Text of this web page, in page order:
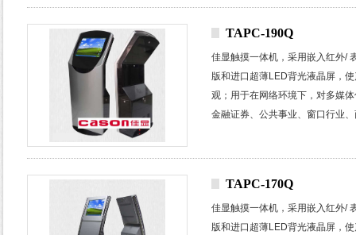
TAPC-190Q
佳显触摸一体机，采用嵌入红外/
版和进口超薄LED背光液晶屏，
观； 用于在网络环境下，对多媒
金融证券、公共事业、窗口行业、
TAPC-170Q
佳显触摸一体机，采用嵌入红外/
版和进口超薄LED背光液晶屏，